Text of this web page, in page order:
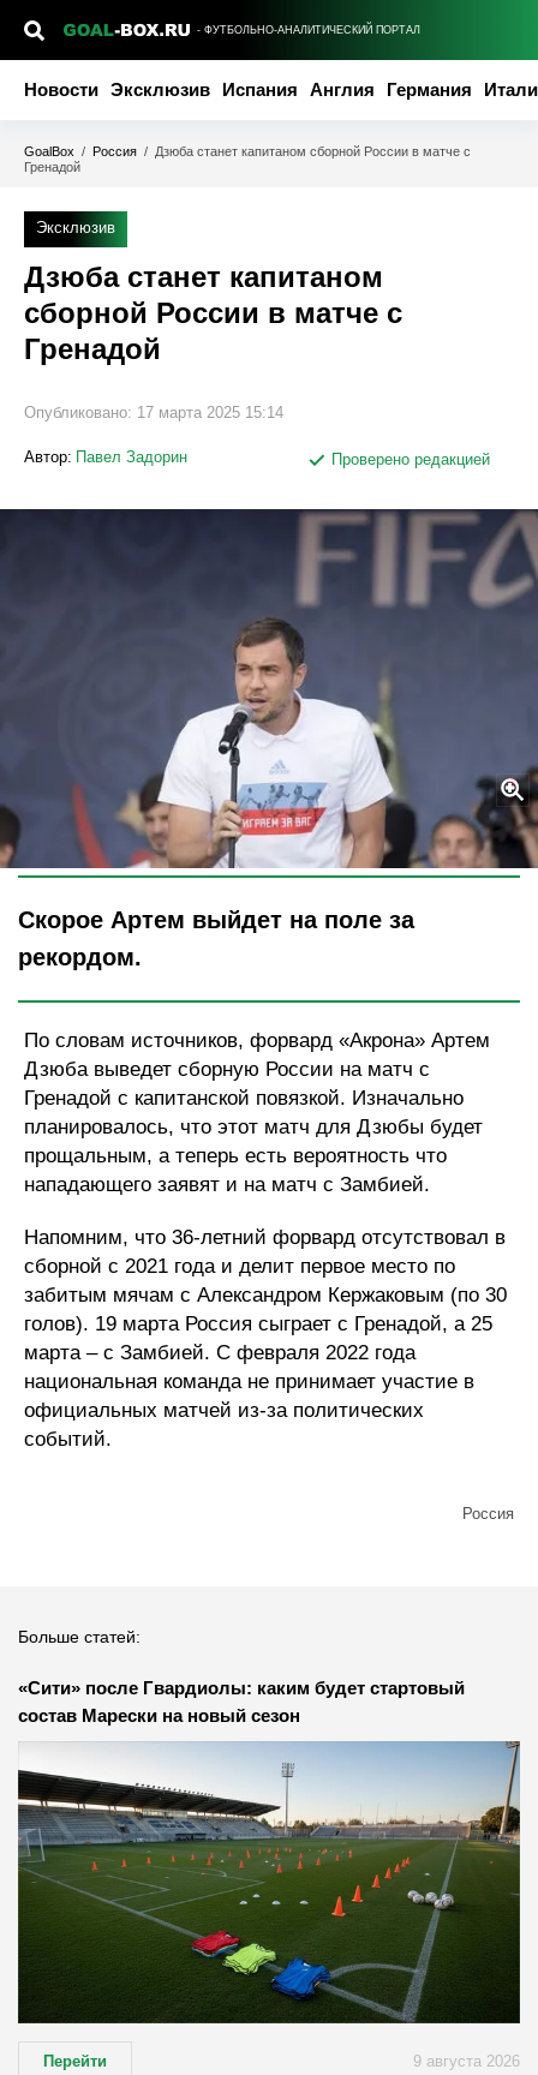
- ФУТБОЛЬНО-АНАЛИТИЧЕСКИЙ ПОРТАЛ
Новости Эксклюзив Испания Англия Германия
GoalBox / Россия / Дзюба станет капитаном сборной России в матче с
Гренадой
Эксклюзив
Дзюба станет капитаном
сборной России в матче с
Гренадой
Опубликовано: 17 марта 2025 15:14
Автор: Павел Задорин Проверено редакцией
Legion-Media
Скорое Артем выйдет на поле за
рекордом.
По словам источников, форвард «Акрона» Артем
Дзюба выведет сборную России на матч с
Гренадой с капитанской повязкой. Изначально
планировалось, что этот матч для Дзюбы будет
прощальным, а теперь есть вероятность что
нападающего заявят и на матч с Замбией.
Напомним, что 36-летний форвард отсутствовал в
сборной с 2021 года и делит первое место по
забитым мячам с Александром Кержаковым (по 30
голов). 19 марта Россия сыграет с Гренадой, а 25
марта – с Замбией. С февраля 2022 года
национальная команда не принимает участие в
официальных матчей из-за политических
событий.
Россия
Больше статей:
«Сити» после Гвардиолы: каким будет стартовый
состав Марески на новый сезон
Перейти 9 августа 2026